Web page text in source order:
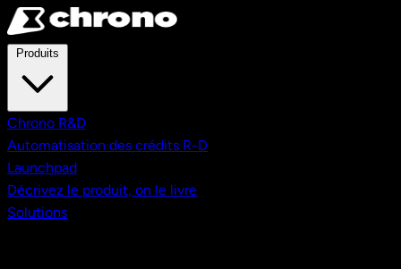
Aller au contenu principal
Chrono R&D
Automatisation des crédits R-D
Launchpad
Décrivez le produit, on le livre
Solutions